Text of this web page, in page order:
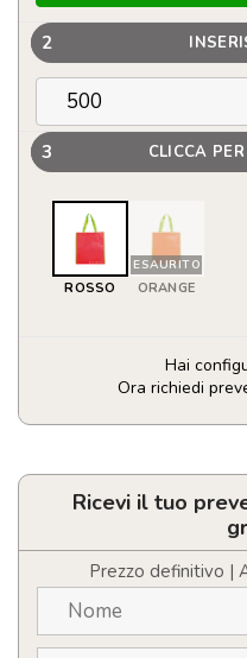
2
3 CLICCA
ROSSO
ESAURITO
ORANGE
Hai
Ora richiedi
Borsa
quantità
Ricevi il tuo
Prezzo definitivo |